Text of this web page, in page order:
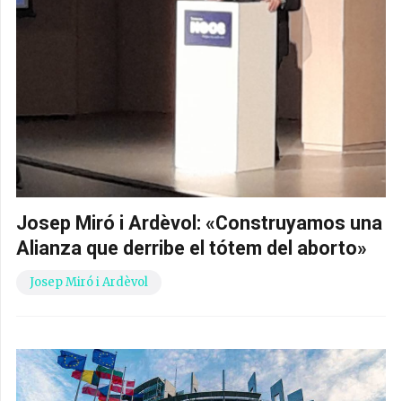
Josep Miró i Ardèvol: «Construyamos una
Alianza que derribe el tótem del aborto»
Josep Miró i Ardèvol